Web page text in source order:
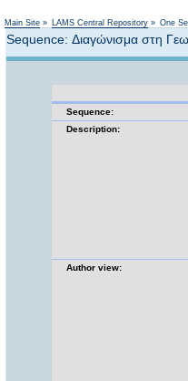
Main Site » LAMS Central Repository » One
Sequence: Διαγώνισμα στη
Sequence:
Description:
Author view: